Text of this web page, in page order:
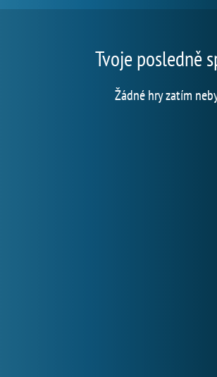
Tvoje posledně
Žádné hry zatím